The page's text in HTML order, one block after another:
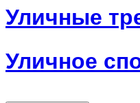
Уличные
Уличное